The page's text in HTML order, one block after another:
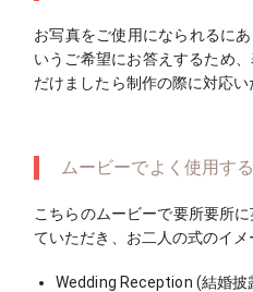
お写真をご使用になられるに
いうご希望にお答えするため
だけましたら制作の際に対応い
ムービーでよく使用す
こちらのムービーで要所要所
ていただき、お二人の式のイ
Wedding Reception (結婚披